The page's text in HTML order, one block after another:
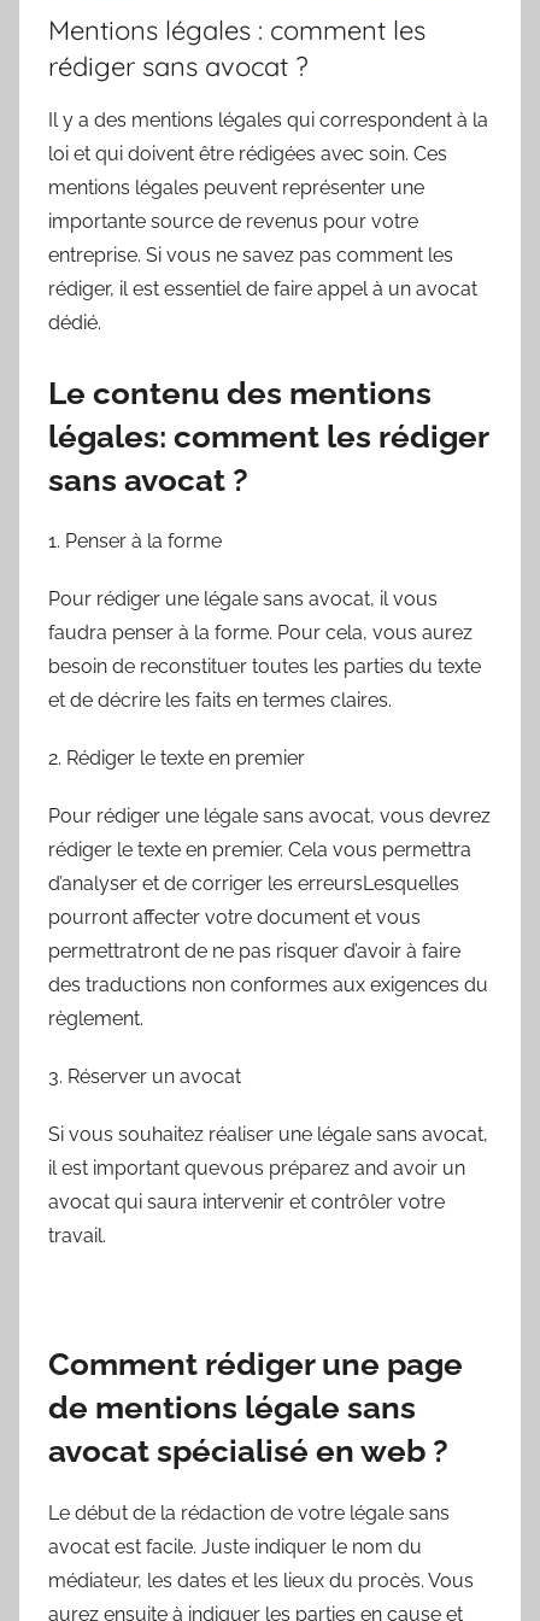
Mentions légales : comment les
rédiger sans avocat ?
Il y a des mentions légales qui correspondent à la
loi et qui doivent être rédigées avec soin. Ces
mentions légales peuvent représenter une
importante source de revenus pour votre
entreprise. Si vous ne savez pas comment les
rédiger, il est essentiel de faire appel à un avocat
dédié.
Le contenu des mentions
légales: comment les rédiger
sans avocat ?
1. Penser à la forme
Pour rédiger une légale sans avocat, il vous
faudra penser à la forme. Pour cela, vous aurez
besoin de reconstituer toutes les parties du texte
et de décrire les faits en termes claires.
2. Rédiger le texte en premier
Pour rédiger une légale sans avocat, vous devrez
rédiger le texte en premier. Cela vous permettra
d’analyser et de corriger les erreursLesquelles
pourront affecter votre document et vous
permettratront de ne pas risquer d’avoir à faire
des traductions non conformes aux exigences du
règlement.
3. Réserver un avocat
Si vous souhaitez réaliser une légale sans avocat,
il est important quevous préparez and avoir un
avocat qui saura intervenir et contrôler votre
travail.
Comment rédiger une page
de mentions légale sans
avocat spécialisé en web ?
Le début de la rédaction de votre légale sans
avocat est facile. Juste indiquer le nom du
médiateur, les dates et les lieux du procès. Vous
aurez ensuite à indiquer les parties en cause et